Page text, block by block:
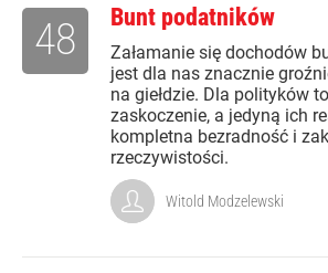
Bunt podatników
Załamanie się dochodów
jest dla nas znacznie
na giełdzie. Dla polityków
zaskoczenie, a jedyną ich
kompletna bezradność i
rzeczywistości.
48
Witold Modzelewski